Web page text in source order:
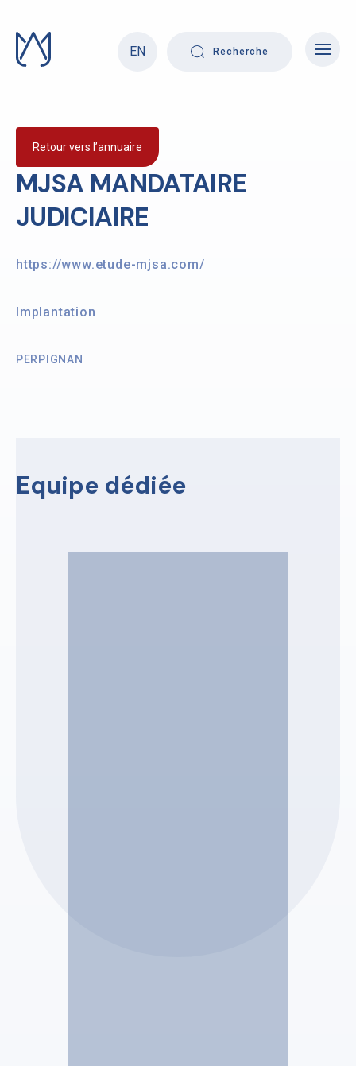
content
EN
Recherche
MJSA MANDATAIRE
JUDICIAIRE
Retour vers l’annuaire
Implantation
PERPIGNAN
https://www.etude-mjsa.com/
Equipe dédiée